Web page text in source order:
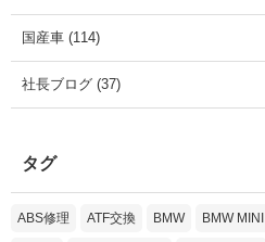
国産車 (114)
社長ブログ (37)
タグ
ABS修理 ATF交換 BMW BMW MINI